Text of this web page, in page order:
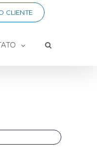
CLIENTE